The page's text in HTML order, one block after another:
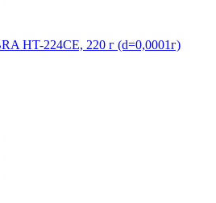
HT-224CE, 220 г (d=0,0001г)